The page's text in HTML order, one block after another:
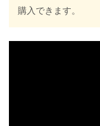
購入できます。